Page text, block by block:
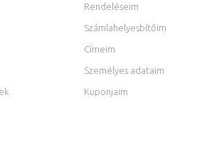
Rendeléseim
Számlahelyesbítőim
Címeim
Személyes adataim
Kuponjaim